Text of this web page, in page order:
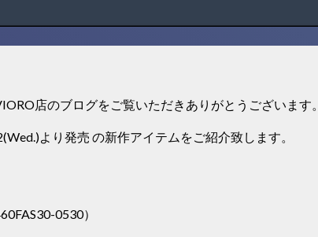
店のブログをご覧いただきありがとうございます。
より発売 の新作アイテムをご紹介致します。
0530）